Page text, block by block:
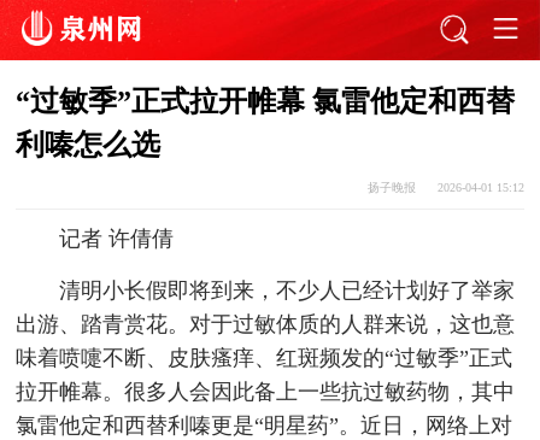
“过敏季”正式拉开帷幕 氯雷他定和西替
利嗪怎么选
扬子晚报 2026-04-01 15:12
记者 许倩倩
清明小长假即将到来，不少人已经计划好了举家
出游、踏青赏花。对于过敏体质的人群来说，这也意
味着喷嚏不断、皮肤瘙痒、红斑频发的“过敏季”正式
拉开帷幕。很多人会因此备上一些抗过敏药物，其中
氯雷他定和西替利嗪更是“明星药”。近日，网络上对